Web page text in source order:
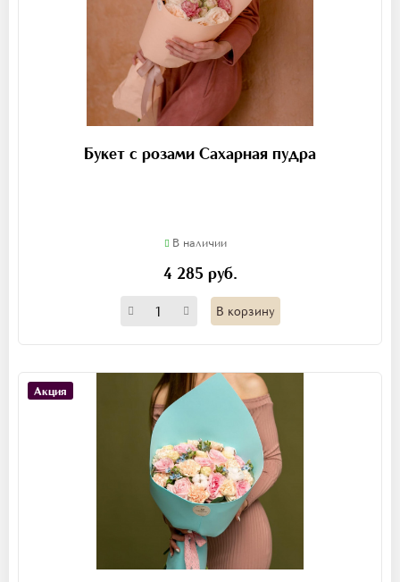
Букет с розами Сахарная пудра
В наличии
4 285 руб.
В корзину
Акция